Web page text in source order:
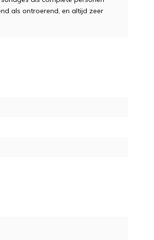
als ontroerend, en altijd zeer